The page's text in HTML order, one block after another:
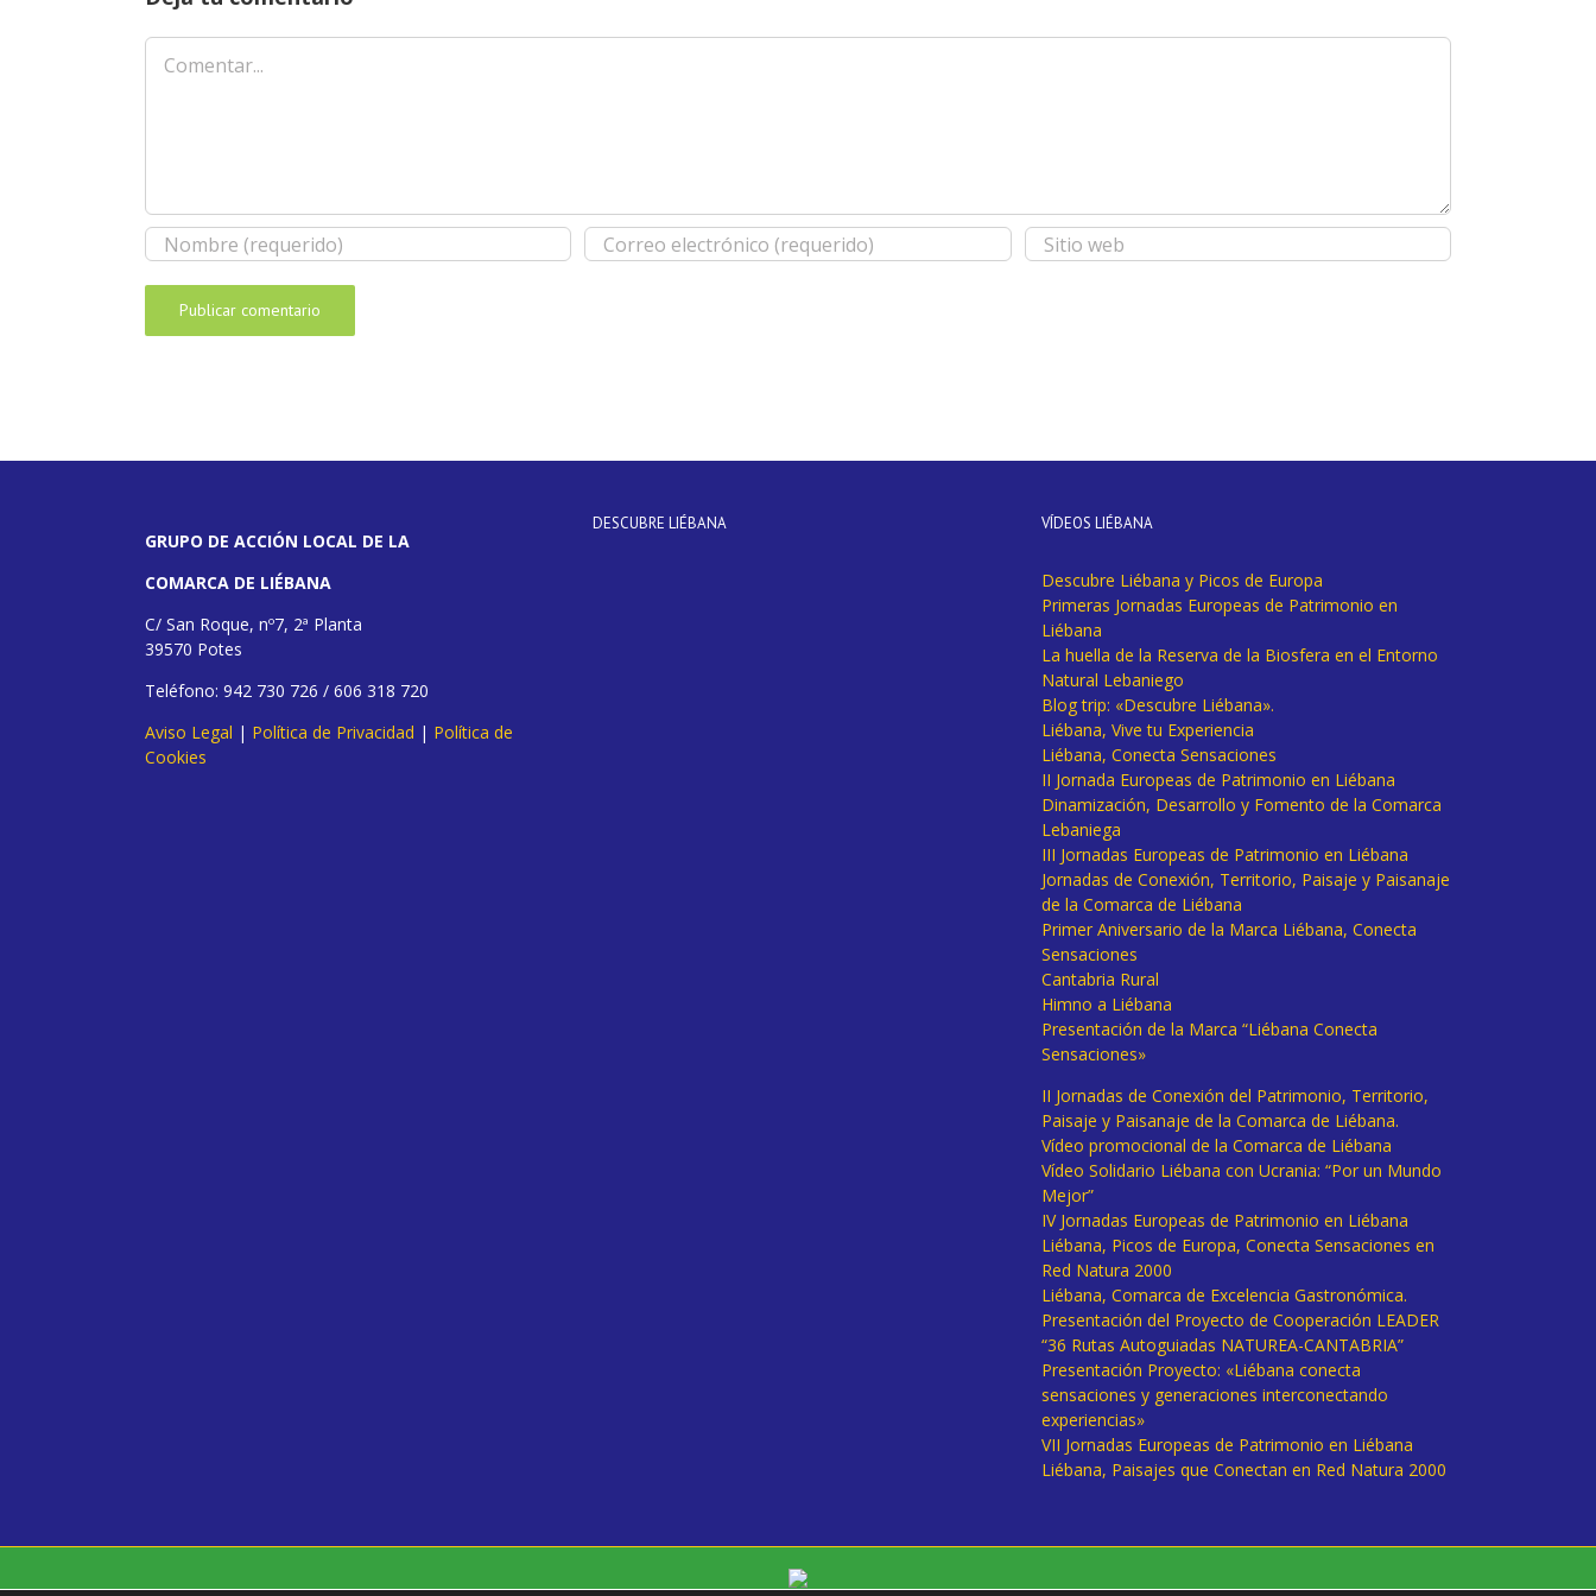
Comentar
GRUPO DE ACCIÓN LOCAL DE LA
COMARCA DE LIÉBANA
C/ San Roque, nº7, 2ª Planta
39570 Potes
Teléfono: 942 730 726 / 606 318 720
Aviso Legal | Política de Privacidad | Política de
Cookies
DESCUBRE LIÉBANA VÍDEOS LIÉBANA
Descubre Liébana y Picos de Europa
Primeras Jornadas Europeas de Patrimonio en
Liébana
La huella de la Reserva de la Biosfera en el Entorno
Natural Lebaniego
Blog trip: «Descubre Liébana».
Liébana, Vive tu Experiencia
Liébana, Conecta Sensaciones
II Jornada Europeas de Patrimonio en Liébana
Dinamización, Desarrollo y Fomento de la Comarca
Lebaniega
III Jornadas Europeas de Patrimonio en Liébana
Jornadas de Conexión, Territorio, Paisaje y Paisanaje
de la Comarca de Liébana
Primer Aniversario de la Marca Liébana, Conecta
Sensaciones
Cantabria Rural
Himno a Liébana
Presentación de la Marca “Liébana Conecta
Sensaciones»
II Jornadas de Conexión del Patrimonio, Territorio,
Paisaje y Paisanaje de la Comarca de Liébana.
Vídeo promocional de la Comarca de Liébana
Vídeo Solidario Liébana con Ucrania: “Por un Mundo
Mejor”
IV Jornadas Europeas de Patrimonio en Liébana
Liébana, Picos de Europa, Conecta Sensaciones en
Red Natura 2000
Liébana, Comarca de Excelencia Gastronómica.
Presentación del Proyecto de Cooperación LEADER
“36 Rutas Autoguiadas NATUREA-CANTABRIA”
Presentación Proyecto: «Liébana conecta
sensaciones y generaciones interconectando
experiencias»
VII Jornadas Europeas de Patrimonio en Liébana
Liébana, Paisajes que Conectan en Red Natura 2000